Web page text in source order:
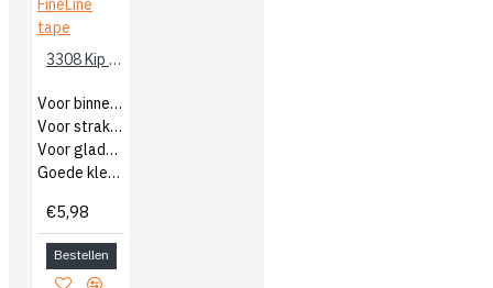
3308 Kip FineLine tape
Voor binnen en buiten
Voor strakke lijnen
Voor gladde ondergronden
Goede kleefkracht
€5,98
Bestellen